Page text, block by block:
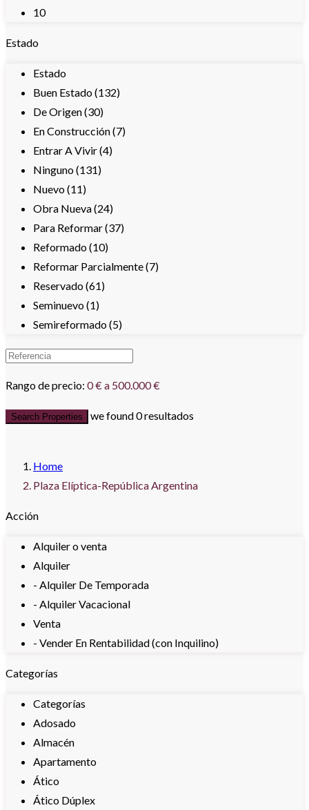
10
Estado
Estado
Buen Estado (132)
De Origen (30)
En Construcción (7)
Entrar A Vivir (4)
Ninguno (131)
Nuevo (11)
Obra Nueva (24)
Para Reformar (37)
Reformado (10)
Reformar Parcialmente (7)
Reservado (61)
Seminuevo (1)
Semireformado (5)
Rango de precio: 0 € a 500.000 €
Search Properties we found0resultados
Home
Plaza Elíptica-República Argentina
Acción
Alquiler o venta
Alquiler
- Alquiler De Temporada
- Alquiler Vacacional
Venta
- Vender En Rentabilidad (con Inquilino)
Categorías
Categorías
Adosado
Almacén
Apartamento
Ático
Ático Dúplex